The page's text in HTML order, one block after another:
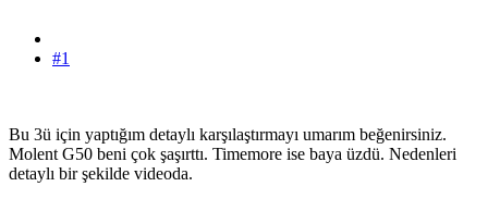
#1
Bu 3ü için yaptığım detaylı karşılaştırmayı umarım beğenirsiniz.
Molent G50 beni çok şaşırttı. Timemore ise baya üzdü. Nedenleri
detaylı bir şekilde videoda.